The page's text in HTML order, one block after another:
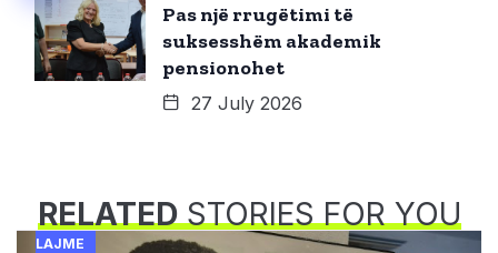
Pas një rrugëtimi të
suksesshëm akademik
pensionohet
27 July 2026
RELATEDSTORIES FOR YOU
LAJME